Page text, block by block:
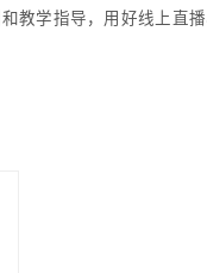
教学指导，用好线上直